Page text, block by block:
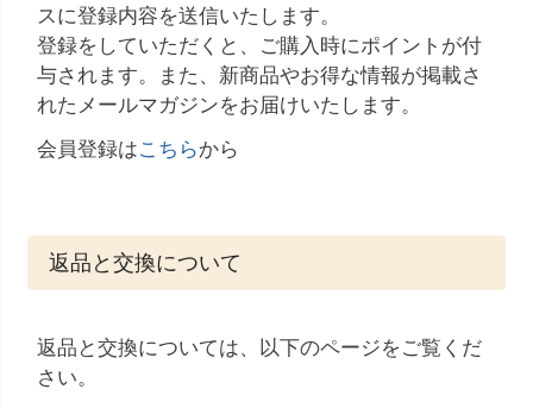
スに登録内容を送信いたします。
登録をしていただくと、ご購入時にポイントが付
与されます。また、新商品やお得な情報が掲載さ
れたメールマガジンをお届けいたします。
会員登録はこちらから
返品と交換について
返品と交換については、以下のページをご覧くだ
さい。